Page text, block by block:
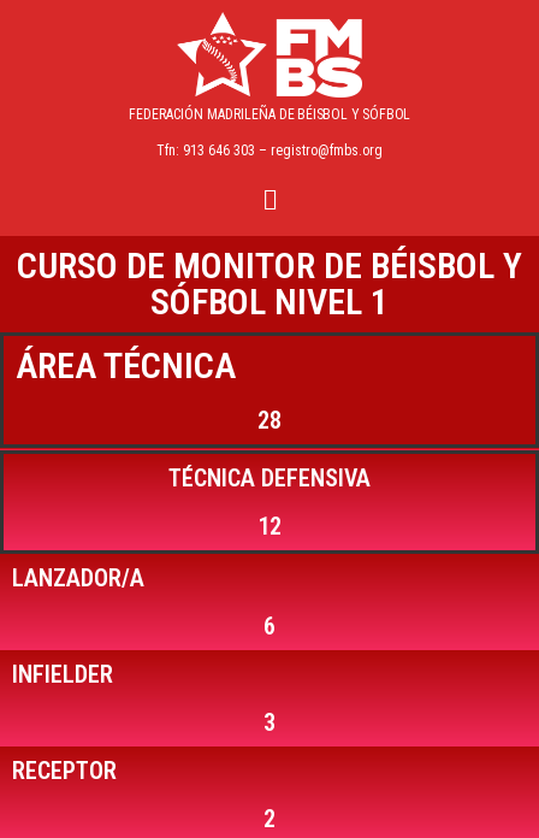
FEDERACIÓN MADRILEÑA DE BÉISBOL Y SÓFBOL
Tfn: 913 646 303 – registro@fmbs.org
CURSO DE MONITOR DE BÉISBOL Y
SÓFBOL NIVEL 1
ÁREA TÉCNICA
28
TÉCNICA DEFENSIVA
12
LANZADOR/A
6
INFIELDER
3
RECEPTOR
2